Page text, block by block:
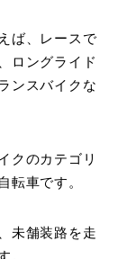
ば、レースで
ロングライド
ンスバイクな
クのカテゴリ
転車です。
未舗装路を走